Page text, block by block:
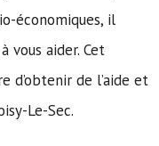
économiques, il
vous aider. Cet
d’obtenir de l’aide et
Le-Sec.